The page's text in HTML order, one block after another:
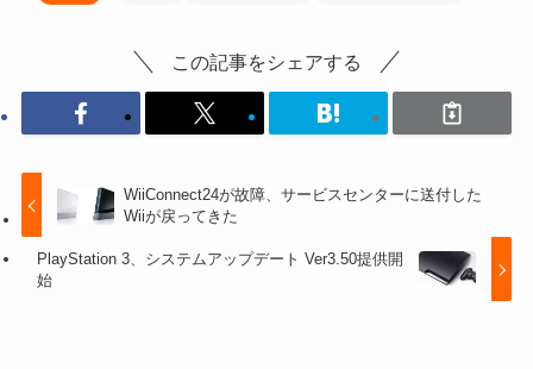
この記事をシェアする
WiiConnect24が故障、サービスセンターに送付した
Wiiが戻ってきた
PlayStation 3、システムアップデート Ver3.50提供開
始